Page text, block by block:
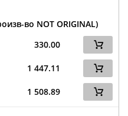
во NOT ORIGINAL)
330.00
1 447.11
1 508.89